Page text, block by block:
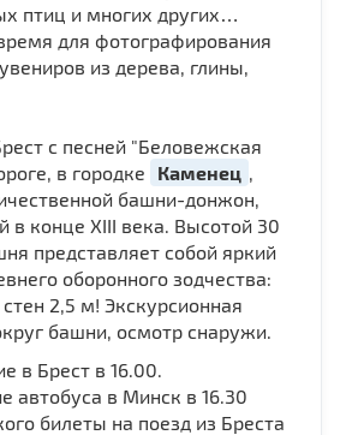
птиц и многих других…
для фотографирования
из дерева, глины,
с песней "Беловежская
в городке
Каменец
башни-донжон,
в конце ХІІІ века. Высотой 30
представляет собой яркий
оборонного зодчества:
2,5 м! Экскурсионная
башни, осмотр снаружи.
в Брест в 16.00.
автобуса в Минск в 16.30
билеты на поезд из Бреста